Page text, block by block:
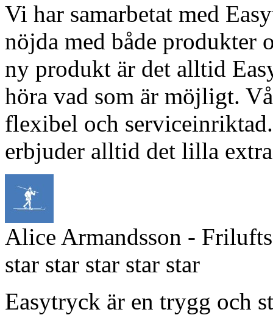
Vi har samarbetat med
nöjda med både produkter
ny produkt är det alltid
höra vad som är möjligt.
flexibel och
erbjuder alltid det lilla
Alice Armandsson -
star star star star star
Easytryck är en trygg och